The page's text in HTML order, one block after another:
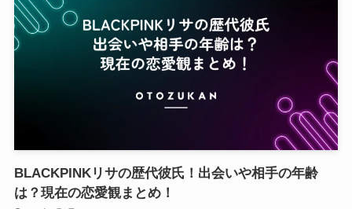
BLACKPINKリサの歴代彼氏！出会いや相手の年齢
は？現在の恋愛観まとめ！